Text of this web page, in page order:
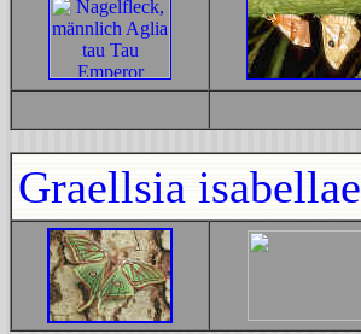
Graellsia isabellae